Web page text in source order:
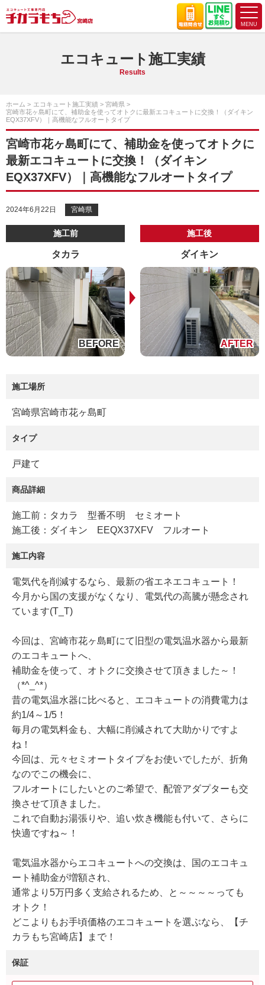
エコキュート施工実績
Results
ホーム エコキュート施工実績
宮崎県
宮崎市花ヶ島町にて、補助金を使ってオトクに最新エコキュートに交換！（ダイキン
EQX37XFV）｜高機能なフルオートタイプ
宮崎市花ヶ島町にて、補助金を使ってオトクに
最新エコキュートに交換！（ダイキン
EQX37XFV）｜高機能なフルオートタイプ
2024年6月22日 宮崎県
施工前
タカラ
施工後
ダイキン
施工場所
宮崎県宮崎市花ヶ島町
タイプ
戸建て
商品詳細
施工前：タカラ 型番不明 セミオート
施工後：ダイキン EEQX37XFV フルオート
施工内容
電気代を削減するなら、最新の省エネエコキュート！
今月から国の支援がなくなり、電気代の高騰が懸念され
ています(T_T)
今回は、宮崎市花ヶ島町にて旧型の電気温水器から最新
のエコキュートへ、
補助金を使って、オトクに交換させて頂きました～！
（*^_^*）
昔の電気温水器に比べると、エコキュートの消費電力は
約1/4～1/5！
毎月の電気料金も、大幅に削減されて大助かりですよ
ね！
今回は、元々セミオートタイプをお使いでしたが、折角
なのでこの機会に、
フルオートにしたいとのご希望で、配管アダプターも交
換させて頂きました。
これで自動お湯張りや、追い炊き機能も付いて、さらに
快適ですね～！
電気温水器からエコキュートへの交換は、国のエコキュ
ート補助金が増額され、
通常より5万円多く支給されるため、と～～～～っても
オトク！
どこよりもお手頃価格のエコキュートを選ぶなら、【チ
カラもち宮崎店】まで！
保証